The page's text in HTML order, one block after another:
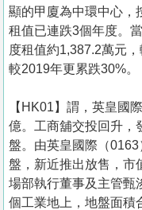
顯的甲廈為中環中心，
租值已連跌3個年度。
度租值約1,387.2萬元
較2019年更累跌30%。
【HK01】謂，英皇國
億。工商舖交投回升，
盤。由英皇國際（
盤，新近推出放售，市
場部執行董事及主管甄
個工業地上，地盤面積